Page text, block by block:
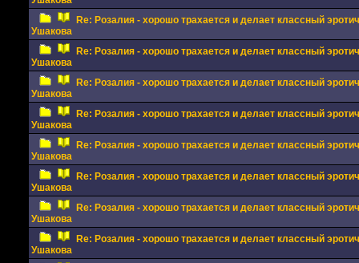
Re: Розалия - хорошо трахается и делает классный
Ушакова
Re: Розалия - хорошо трахается и делает классный
Ушакова
Re: Розалия - хорошо трахается и делает классный
Ушакова
Re: Розалия - хорошо трахается и делает классный
Ушакова
Re: Розалия - хорошо трахается и делает классный
Ушакова
Re: Розалия - хорошо трахается и делает классный
Ушакова
Re: Розалия - хорошо трахается и делает классный
Ушакова
Re: Розалия - хорошо трахается и делает классный
Ушакова